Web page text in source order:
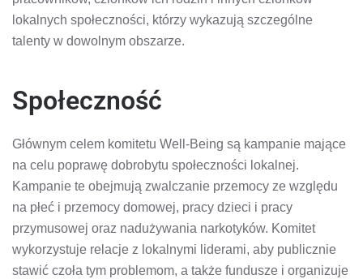
lokalnych społeczności, którzy wykazują szczególne
talenty w dowolnym obszarze.
Społeczność
Głównym celem komitetu Well-Being są kampanie mające
na celu poprawę dobrobytu społeczności lokalnej.
Kampanie te obejmują zwalczanie przemocy ze względu
na płeć i przemocy domowej, pracy dzieci i pracy
przymusowej oraz nadużywania narkotyków. Komitet
wykorzystuje relacje z lokalnymi liderami, aby publicznie
stawić czoła tym problemom, a także fundusze i organizuje